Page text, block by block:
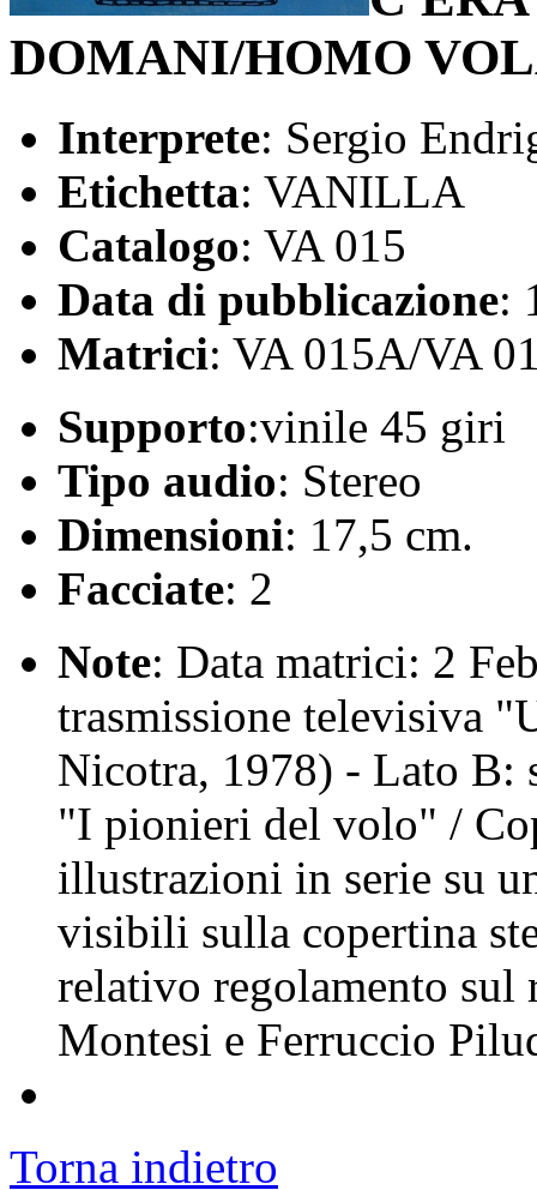
DOMANI/HOMO
Interprete: Sergio
Etichetta: VANILLA
Catalogo: VA 015
Data di pubblicazione:
Matrici: VA 015A/VA
Supporto:vinile 45 giri
Tipo audio: Stereo
Dimensioni: 17,5 cm.
Facciate: 2
Note: Data matrici: 2
trasmissione televisiva
Nicotra, 1978) - Lato B:
"I pionieri del volo" /
illustrazioni in serie su
visibili sulla copertina
relativo regolamento
Montesi e Ferruccio
Torna indietro